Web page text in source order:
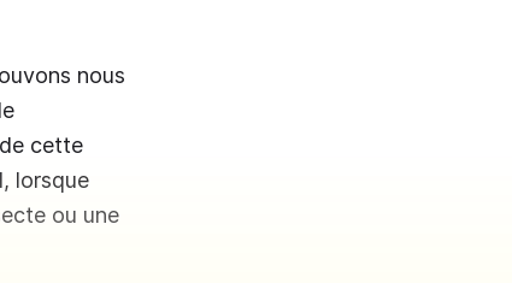
nous
cette
lorsque
ou une